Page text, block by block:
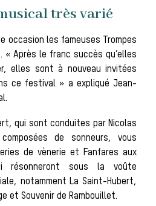
de
veneurs
très varié
occasion les fameuses Trompes
« Après le franc succès qu’elles
elles sont à nouveau invitées
ce festival » a expliqué Jean-
qui sont conduites par Nicolas
de sonneurs, vous
de vènerie et Fanfares aux
résonneront sous la voûte
notamment La Saint-Hubert,
et Souvenir de Rambouillet.